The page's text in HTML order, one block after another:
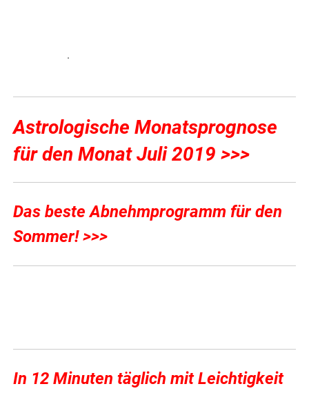
.
Astrologische Monatsprognose
für den Monat Juli 2019 >>>
Das beste Abnehmprogramm für den
Sommer! >>>
In 12 Minuten täglich mit Leichtigkeit